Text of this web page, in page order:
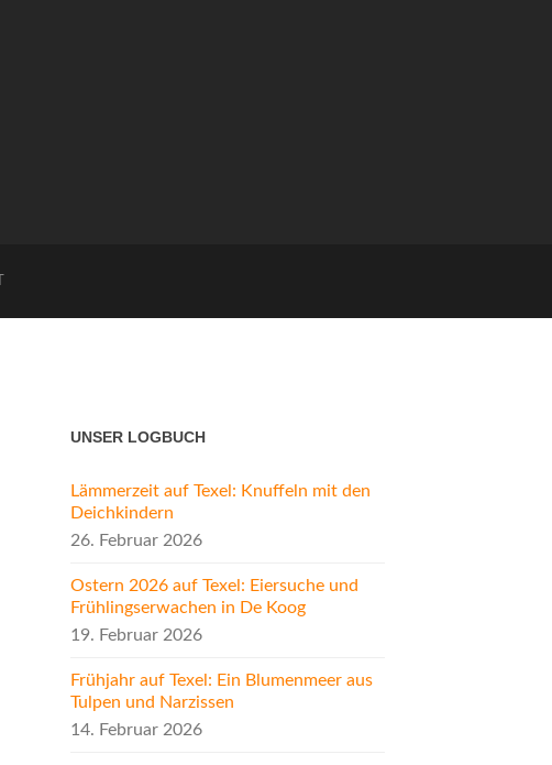
UNSER LOGBUCH
Lämmerzeit auf Texel: Knuffeln mit den
Deichkindern
26. Februar 2026
Ostern 2026 auf Texel: Eiersuche und
Frühlingserwachen in De Koog
19. Februar 2026
Frühjahr auf Texel: Ein Blumenmeer aus
Tulpen und Narzissen
14. Februar 2026